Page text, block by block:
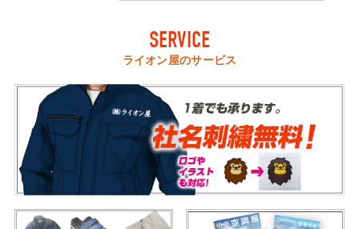
SERVICE
ライオン屋のサービス